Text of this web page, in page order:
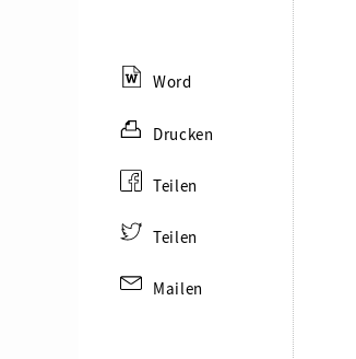
Word
Drucken
Teilen
Teilen
Mailen